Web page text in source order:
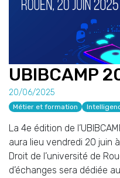
UBIBCAMP
20/06/2025
Métier et formation
La 4e édition de
aura lieu vendredi 20 juin
Droit de l’université de
d’échanges sera dédiée